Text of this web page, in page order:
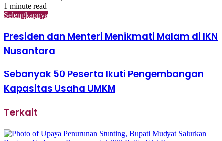
1 minute read
Selengkapnya
Presiden dan Menteri Menikmati Malam di IKN
Nusantara
Sebanyak 50 Peserta Ikuti Pengembangan
Kapasitas Usaha UMKM
Terkait